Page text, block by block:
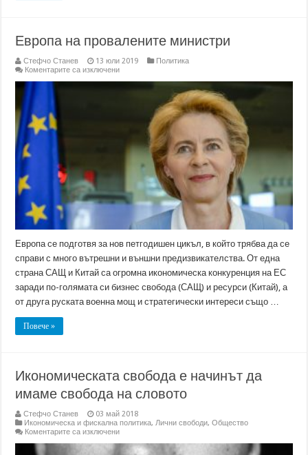
Европа на провалените министри
Стефчо Станев 13 юли 2019
Политика
Коментарите са изключениза
Европа се подготвя за нов петгодишен цикъл, в който трябва да се
справи с много вътрешни и външни предизвикателства. От една
страна САЩ и Китай са огромна икономическа конкуренция на ЕС
заради по-голямата си бизнес свобода (САЩ) и ресурси (Китай), а
от друга руската военна мощ и стратегически интереси също …
Повече »
Икономическата свобода е начинът да
имаме свобода на словото
Стефчо Станев
03 май 2018
Икономическа и фискална политика,Лични свободи,Общество
Коментарите са изключениза
свобода